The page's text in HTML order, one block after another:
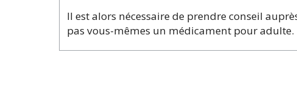
Il est alors nécessaire de prendre conseil
pas vous-mêmes un médicament pour adulte.